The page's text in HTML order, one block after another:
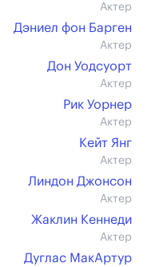
Актер
Дэниел фон Барген
Актер
Дон Уодсуорт
Актер
Рик Уорнер
Актер
Кейт Янг
Актер
Линдон Джонсон
Актер
Жаклин Кеннеди
Актер
Дуглас МакАртур